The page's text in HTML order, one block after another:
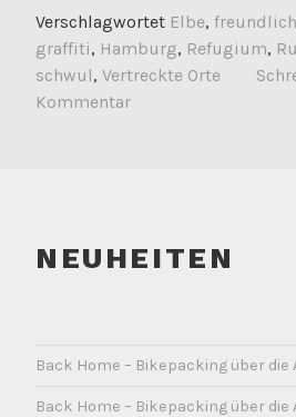
Verschlagwortet Elbe, freundlich
graffiti, Hamburg, Refugium,
schwul, Vertreckte Orte
Kommentar
NEUHEITEN
Back Home – Bikepacking über die
Back Home – Bikepacking über die